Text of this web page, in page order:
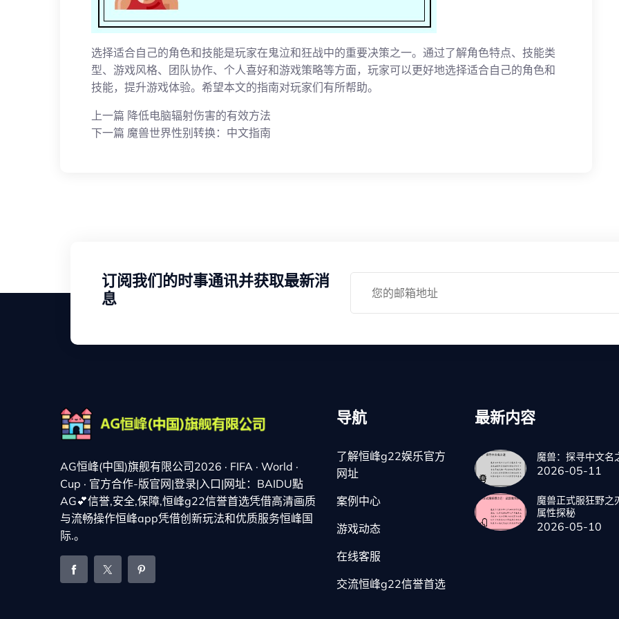
选择适合自己的角色和技能是玩家在鬼泣和狂战中的重要决策之一。通过了解角色特点、技能类
型、游戏风格、团队协作、个人喜好和游戏策略等方面，玩家可以更好地选择适合自己的角色和
技能，提升游戏体验。希望本文的指南对玩家们有所帮助。
上一篇 降低电脑辐射伤害的有效方法
下一篇 魔兽世界性别转换：中文指南
订阅我们的时事通讯并获取最新消
息
AG恒峰(中国)旗舰有限公司2026 · FIFA · World ·
Cup · 官方合作-版官网|登录|入口|网址：BAIDU點
AG💕信誉,安全,保障,恒峰g22信誉首选凭借高清画质
与流畅操作恒峰app凭借创新玩法和优质服务恒峰国
际.。
导航
了解恒峰g22娱乐官方
网址
案例中心
游戏动态
在线客服
交流恒峰g22信誉首选
最新内容
魔兽：探寻中文名
2026-05-11
魔兽正式服狂野之
属性探秘
2026-05-10